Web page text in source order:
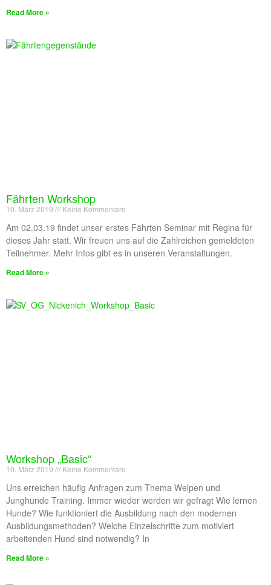
Read More »
Fährten Workshop
10. März 2019 Keine Kommentare
Am 02.03.19 findet unser erstes Fährten Seminar mit Regina für
dieses Jahr statt. Wir freuen uns auf die Zahlreichen gemeldeten
Teilnehmer. Mehr Infos gibt es in unseren Veranstaltungen.
Read More »
Workshop „Basic“
10. März 2019 Keine Kommentare
Uns erreichen häufig Anfragen zum Thema Welpen und
Junghunde Training. Immer wieder werden wir gefragt Wie lernen
Hunde? Wie funktioniert die Ausbildung nach den modernen
Ausbildungsmethoden? Welche Einzelschritte zum motiviert
arbeitenden Hund sind notwendig? In
Read More »